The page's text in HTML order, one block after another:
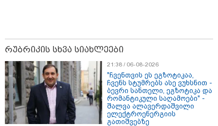
უდანაშაულო ბავშვის ცხოვრება
საქმეზე დაკავებული ანასტასია
ბერუაშვილის ადვოკატი
კატეგორიის ყველა სიახლე
რუბრიკის სხვა სიახლეები
21:38 / 06-08-2026
"ჩვენთვის ეს ეგზოტიკაა,
ჩვენს სტუმრებს ასე ვუხსნით -
ბევრი სანთელი, ეგზოტიკა და
რომანტიკული საღამოები" -
შალვა ალავერდაშვილი
ელექტროენერგიის
გათიშვებზე